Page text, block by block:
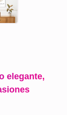
elegante,